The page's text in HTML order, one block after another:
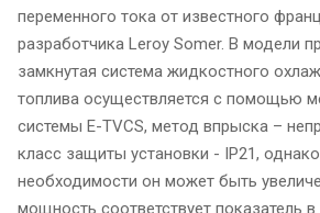
переменного тока от известного
разработчика Leroy Somer. В модели
замкнутая система жидкостного
топлива осуществляется с помощью
системы E-TVCS, метод впрыска –
класс защиты установки - IP21,
необходимости он может быть
мощность соответствует показатель в